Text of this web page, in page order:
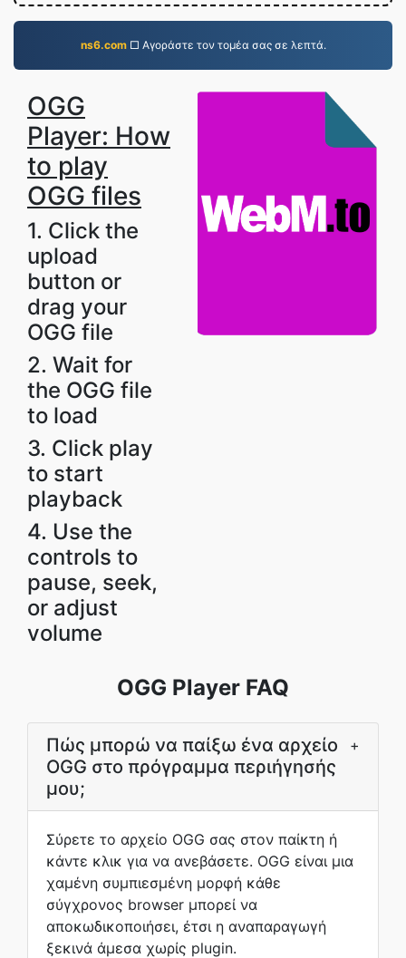
ns6.com□ Αγοράστε τον τομέα σας σε λεπτά.
OGG
Player: How
to play
OGG files
1. Click the
upload
button or
drag your
OGG file
2. Wait for
the OGG file
to load
3. Click play
to start
playback
4. Use the
controls to
pause, seek,
or adjust
volume
OGG Player FAQ
Πώς μπορώ να παίξω ένα αρχείο
OGG στο πρόγραμμα περιήγησής
μου;
+
Σύρετε το αρχείο OGG σας στον παίκτη ή
κάντε κλικ για να ανεβάσετε. OGG είναι μια
χαμένη συμπιεσμένη μορφή κάθε
σύγχρονος browser μπορεί να
αποκωδικοποιήσει, έτσι η αναπαραγωγή
ξεκινά άμεσα χωρίς plugin.